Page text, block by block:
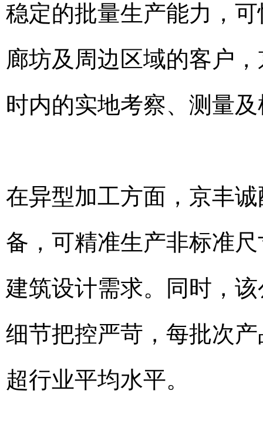
稳定的批量生产能力，
廊坊及周边区域的客户
时内的实地考察、测量
在异型加工方面，京丰
备，可精准生产非标准
建筑设计需求。同时，
细节把控严苛，每批次
超行业平均水平。